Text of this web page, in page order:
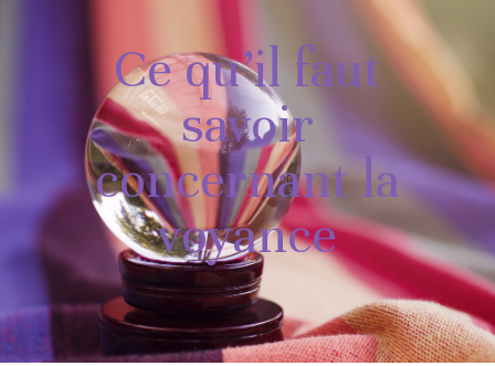
Ce qu’il faut
savoir
concernant la
voyance